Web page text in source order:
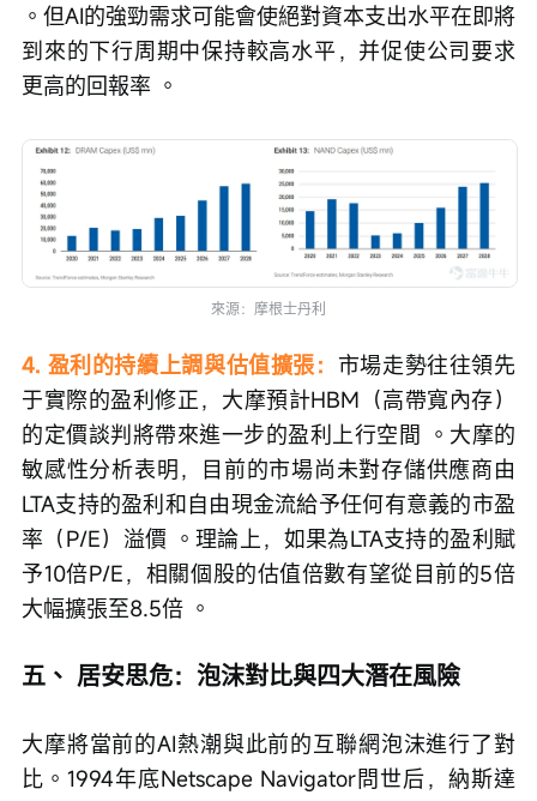
。但AI的強勁需求可能會使絕對資本支出水平在即將
到來的下行周期中保持較高水平，并促使公司要求
更高的回報率 。
來源：摩根士丹利
4. 盈利的持續上調與估值擴張： 市場走勢往往領先
于實際的盈利修正，大摩預計HBM（高帶寬內存）
的定價談判將帶來進一步的盈利上行空間 。大摩的
敏感性分析表明，目前的市場尚未對存儲供應商由
LTA支持的盈利和自由現金流給予任何有意義的市盈
率（P/E）溢價 。理論上，如果為LTA支持的盈利賦
予10倍P/E，相關個股的估值倍數有望從目前的5倍
大幅擴張至8.5倍 。
五、 居安思危：泡沫對比與四大潛在風險
大摩將當前的AI熱潮與此前的互聯網泡沫進行了對
比。1994年底Netscape Navigator問世后，納斯達